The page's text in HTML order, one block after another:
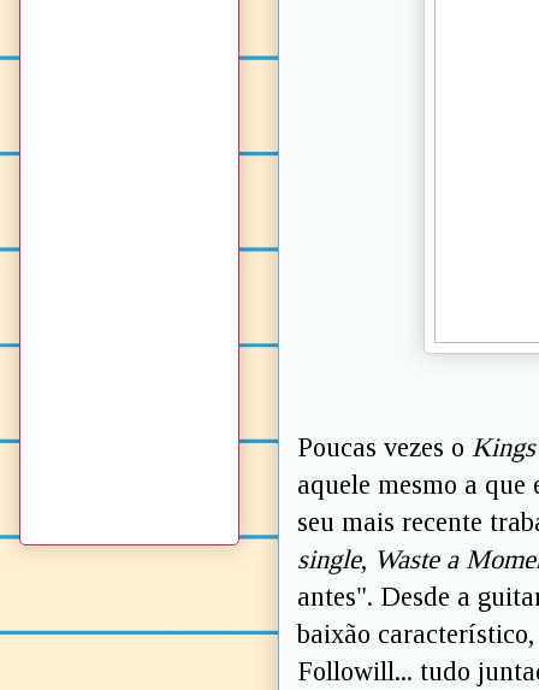
Poucas vezes o
aquele mesmo a
seu mais recente
single, Waste a
antes". Desde a
baixão
Followill... tudo